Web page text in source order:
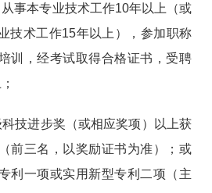
从事本专业技术工作10年以上（或
技术工作15年以上），参加职称
训，经考试取得合格证书，受聘
科技进步奖（或相应奖项）以上获
前三名，以奖励证书为准）；或
利一项或实用新型专利二项（主